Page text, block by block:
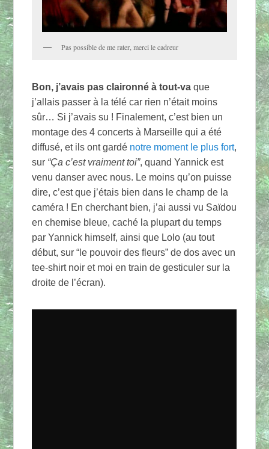
Pas possible de me rater, merci le cadreur
Bon, j’avais pas claironné à tout-va que
j’allais passer à la télé car rien n’était moins
sûr… Si j’avais su ! Finalement, c’est bien un
montage des 4 concerts à Marseille qui a été
diffusé, et ils ont gardé notre moment le plus fort,
sur “Ça c’est vraiment toi”, quand Yannick est
venu danser avec nous. Le moins qu’on puisse
dire, c’est que j’étais bien dans le champ de la
caméra ! En cherchant bien, j’ai aussi vu Saïdou
en chemise bleue, caché la plupart du temps
par Yannick himself, ainsi que Lolo (au tout
début, sur “le pouvoir des fleurs” de dos avec un
tee-shirt noir et moi en train de gesticuler sur la
droite de l’écran).